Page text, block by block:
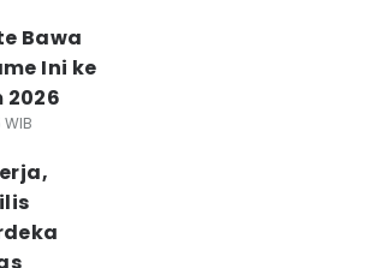
Bawa
Ini ke
2026
WIB